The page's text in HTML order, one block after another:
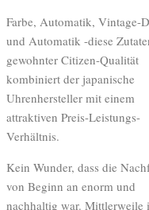
Farbe, Automatik, Vintage-
und Automatik -diese
gewohnter Citizen-Qualität
kombiniert der japanische
Uhrenhersteller mit einem
attraktiven Preis-Leistungs-
Verhältnis.
Kein Wunder, dass die
von Beginn an enorm und
nachhaltig war. Mittlerweile